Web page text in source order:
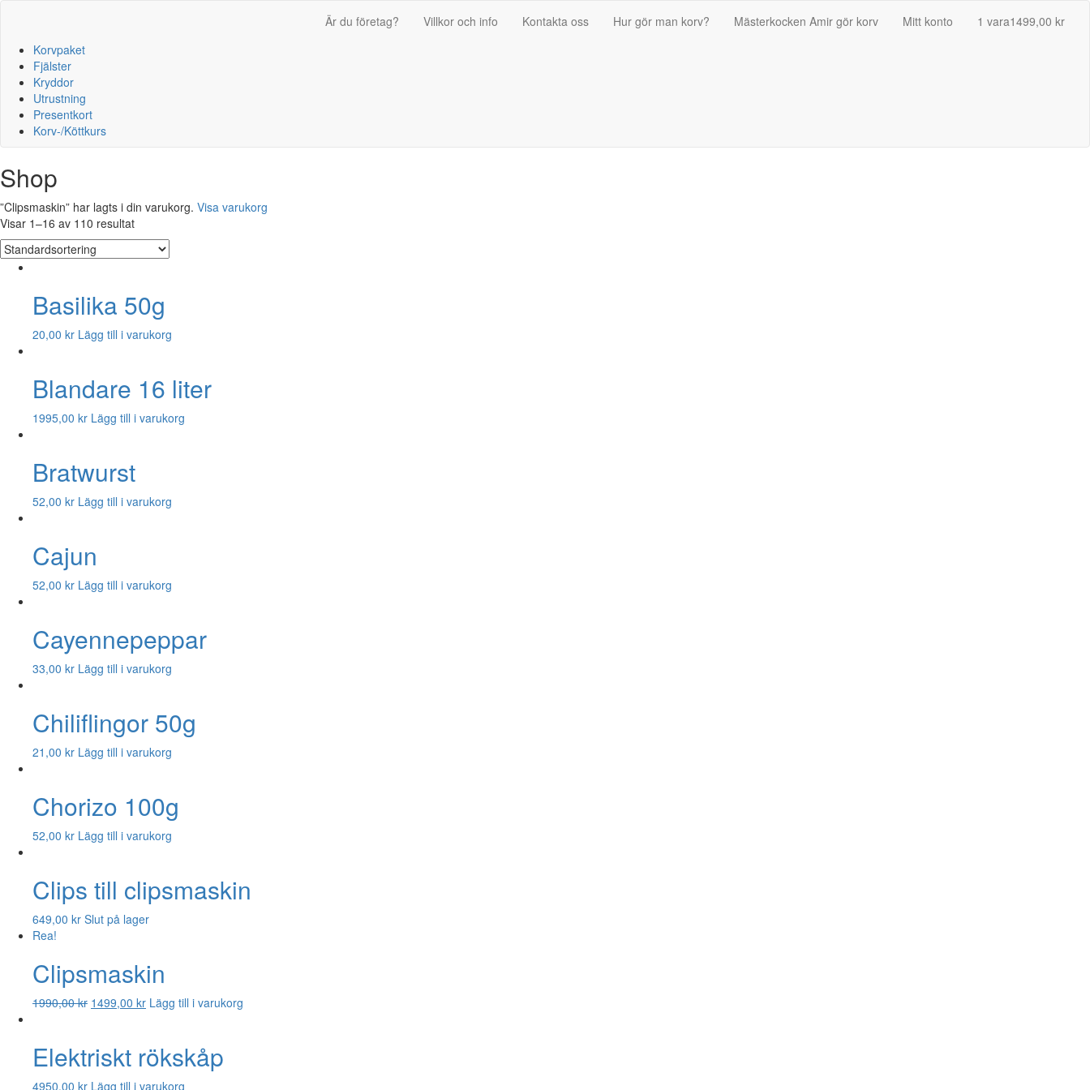
Är du företag? Villkor och info Kontakta oss Hur gör man korv? Mästerkocken Amir gör korv Mitt konto 1 vara1499,00 kr
Korvpaket
Fjälster
Kryddor
Utrustning
Presentkort
Korv-/Köttkurs
Shop
”Clipsmaskin” har lagts i din varukorg. Visa varukorg
Visar 1–16 av 110 resultat
Basilika 50g
20,00 kr Lägg till i varukorg
Blandare 16 liter
1995,00 kr Lägg till i varukorg
Bratwurst
52,00 kr Lägg till i varukorg
Cajun
52,00 kr Lägg till i varukorg
Cayennepeppar
33,00 kr Lägg till i varukorg
Chiliflingor 50g
21,00 kr Lägg till i varukorg
Chorizo 100g
52,00 kr Lägg till i varukorg
Clips till clipsmaskin
649,00 kr Slut på lager
Rea!
Clipsmaskin
1990,00kr Det
var:
1990,00 kr.
1499,00 krDet
är:
1499,00 kr.
Lägg till i varukorg
Elektriskt rökskåp
4950,00 kr Lägg till i varukorg